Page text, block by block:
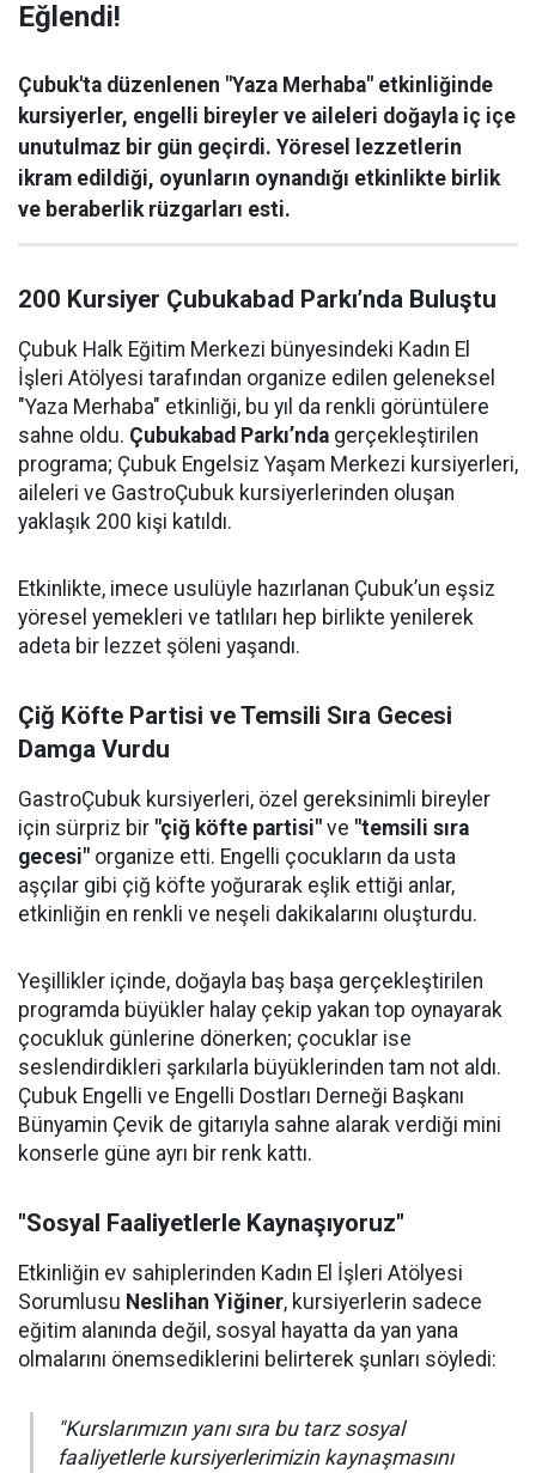
Eğlendi!
Çubuk'ta düzenlenen "Yaza Merhaba" etkinliğinde
kursiyerler, engelli bireyler ve aileleri doğayla iç içe
unutulmaz bir gün geçirdi. Yöresel lezzetlerin
ikram edildiği, oyunların oynandığı etkinlikte birlik
ve beraberlik rüzgarları esti.
200 Kursiyer Çubukabad Parkı’nda Buluştu
Çubuk Halk Eğitim Merkezi bünyesindeki Kadın El
İşleri Atölyesi tarafından organize edilen geleneksel
"Yaza Merhaba" etkinliği, bu yıl da renkli görüntülere
sahne oldu. Çubukabad Parkı’nda gerçekleştirilen
programa; Çubuk Engelsiz Yaşam Merkezi kursiyerleri,
aileleri ve GastroÇubuk kursiyerlerinden oluşan
yaklaşık 200 kişi katıldı.
Etkinlikte, imece usulüyle hazırlanan Çubuk’un eşsiz
yöresel yemekleri ve tatlıları hep birlikte yenilerek
adeta bir lezzet şöleni yaşandı.
Çiğ Köfte Partisi ve Temsili Sıra Gecesi
Damga Vurdu
GastroÇubuk kursiyerleri, özel gereksinimli bireyler
için sürpriz bir "çiğ köfte partisi" ve "temsili sıra
gecesi" organize etti. Engelli çocukların da usta
aşçılar gibi çiğ köfte yoğurarak eşlik ettiği anlar,
etkinliğin en renkli ve neşeli dakikalarını oluşturdu.
Yeşillikler içinde, doğayla baş başa gerçekleştirilen
programda büyükler halay çekip yakan top oynayarak
çocukluk günlerine dönerken; çocuklar ise
seslendirdikleri şarkılarla büyüklerinden tam not aldı.
Çubuk Engelli ve Engelli Dostları Derneği Başkanı
Bünyamin Çevik de gitarıyla sahne alarak verdiği mini
konserle güne ayrı bir renk kattı.
"Sosyal Faaliyetlerle Kaynaşıyoruz"
Etkinliğin ev sahiplerinden Kadın El İşleri Atölyesi
Sorumlusu Neslihan Yiğiner, kursiyerlerin sadece
eğitim alanında değil, sosyal hayatta da yan yana
olmalarını önemsediklerini belirterek şunları söyledi:
"Kurslarımızın yanı sıra bu tarz sosyal
faaliyetlerle kursiyerlerimizin kaynaşmasını